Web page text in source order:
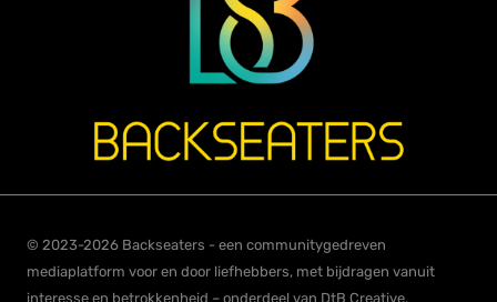
© 2023-2026 Backseaters - een communitygedreven
mediaplatform voor en door liefhebbers, met bijdragen vanuit
interesse en betrokkenheid – onderdeel van DtB Creative.